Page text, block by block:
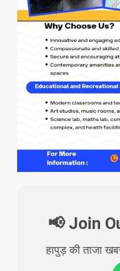
📢 Join
हापुड़ की ताजा